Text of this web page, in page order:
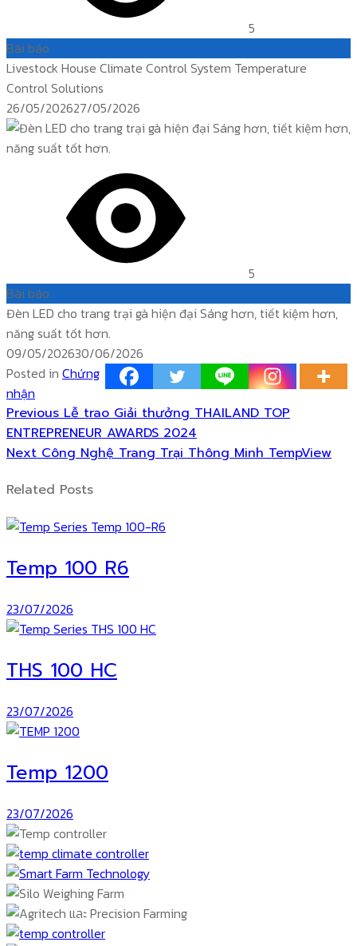
5
Bài báo
Livestock House Climate Control System Temperature
Control Solutions
Posted
on
26/05/202627/05/2026
5
Bài báo
Đèn LED cho trang trại gà hiện đại Sáng hơn, tiết kiệm hơn,
năng suất tốt hơn.
Posted
on
09/05/202630/06/2026
Posted in Chứng
nhận
Điều
hướng
bài
Previous Previous
post:
Lễ trao Giải thưởng THAILAND TOP
ENTREPRENEUR AWARDS 2024
Next Next
Công Nghệ Trang Trại Thông Minh TempView
Related Posts
Temp 100 R6
23/07/2026
THS 100 HC
23/07/2026
Temp 1200
23/07/2026